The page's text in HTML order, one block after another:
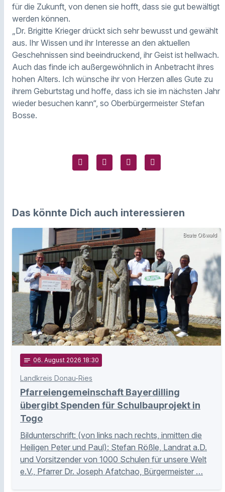
für die Zukunft, von denen sie hofft, dass sie gut bewältigt
werden können.
„Dr. Brigitte Krieger drückt sich sehr bewusst und gewählt
aus. Ihr Wissen und ihr Interesse an den aktuellen
Geschehnissen sind beeindruckend, ihr Geist ist hellwach.
Auch das finde ich außergewöhnlich in Anbetracht ihres
hohen Alters. Ich wünsche ihr von Herzen alles Gute zu
ihrem Geburtstag und hoffe, dass ich sie im nächsten Jahr
wieder besuchen kann“, so Oberbürgermeister Stefan
Bosse.
Das könnte Dich auch interessieren
Beate Oßwald
notes 06. August 2026 18:30
Landkreis Donau-Ries
Pfarreiengemeinschaft Bayerdilling
übergibt Spenden für Schulbauprojekt in
Togo
Bildunterschrift: (von links nach rechts, inmitten die
Heiligen Peter und Paul): Stefan Rößle, Landrat a.D.
und Vorsitzender von 1000 Schulen für unsere Welt
e.V., Pfarrer Dr. Joseph Afatchao, Bürgermeister …